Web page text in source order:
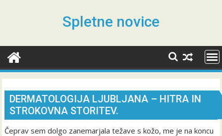
Spletne novice
DERMATOLOGIJA LJUBLJANA – HITRA IN
STROKOVNA STORITEV.
Čeprav sem dolgo zanemarjala težave s kožo, me je na koncu